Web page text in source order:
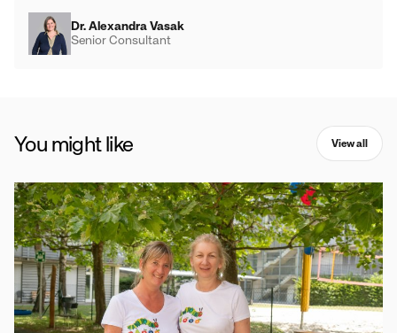
Dr. Alexandra Vasak
Senior Consultant
You might like View all